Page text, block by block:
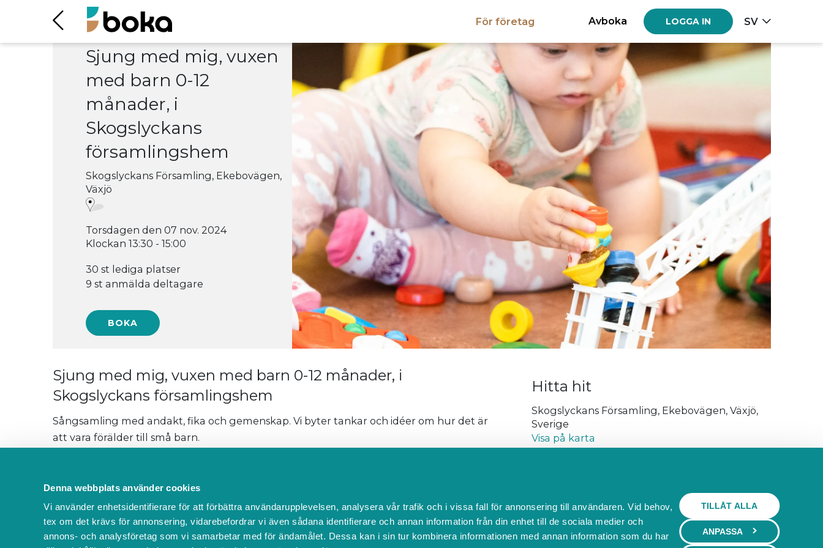
Denna webbplats använder cookies
Vi använder enhetsidentifierare för att förbättra användarupplevelsen, analysera vår trafik och i vissa fall för annonsering till användaren. Vid behov,
tex om det krävs för annonsering, vidarebefordrar vi även sådana identifierare och annan information från din enhet till de sociala medier och
annons- och analysföretag som vi samarbetar med för ändamålet. Dessa kan i sin tur kombinera informationen med annan information som du har
TILLÅT ALLA
ANPASSA
För företag Avboka LOGGA IN SV
Sjung med mig, vuxen
med barn 0-12
månader, i
Skogslyckans
församlingshem
Skogslyckans Församling, Ekebovägen,
Växjö
Torsdagen den 07 nov. 2024
Klockan 13:30 - 15:00
30 st lediga platser
9 st anmälda deltagare
Sjung med mig, vuxen med barn 0-12 månader, i
Skogslyckans församlingshem
Sångsamling med andakt, fika och gemenskap. Vi byter tankar och idéer om hur det är
att vara förälder till små barn.
Mer information:www.svenskakyrkan.se/vaxjo
Hitta hit
Skogslyckans Församling, Ekebovägen, Växjö,
Sverige
Visa på karta